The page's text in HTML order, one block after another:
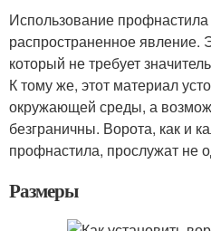
Использование
распространенное явление.
который не требует
К тому же, этот материал
окружающей среды, а
безграничны. Ворота, как и
профнастила, прослужат не
Размеры